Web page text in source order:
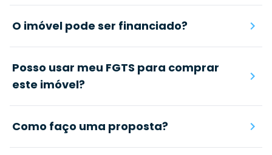
O imóvel pode ser financiado?
Posso usar meu FGTS para comprar
este imóvel?
Como faço uma proposta?